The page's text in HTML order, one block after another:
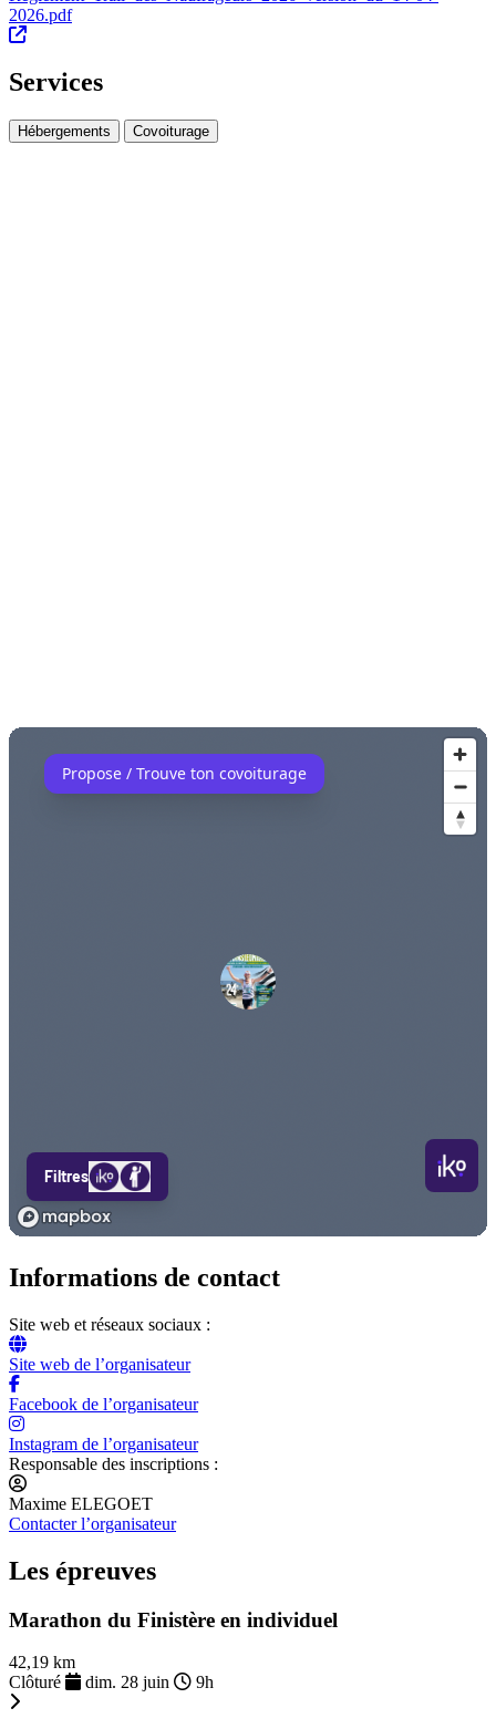
2026.pdf
Services
Hébergements Covoiturage
Informations de contact
Site web et réseaux sociaux :
Site web de l’organisateur
Facebook de l’organisateur
Instagram de l’organisateur
Responsable des inscriptions :
Maxime ELEGOET
Contacter l’organisateur
Les épreuves
Marathon du Finistère en individuel
42,19 km
Clôturé
dim. 28 juin 9h